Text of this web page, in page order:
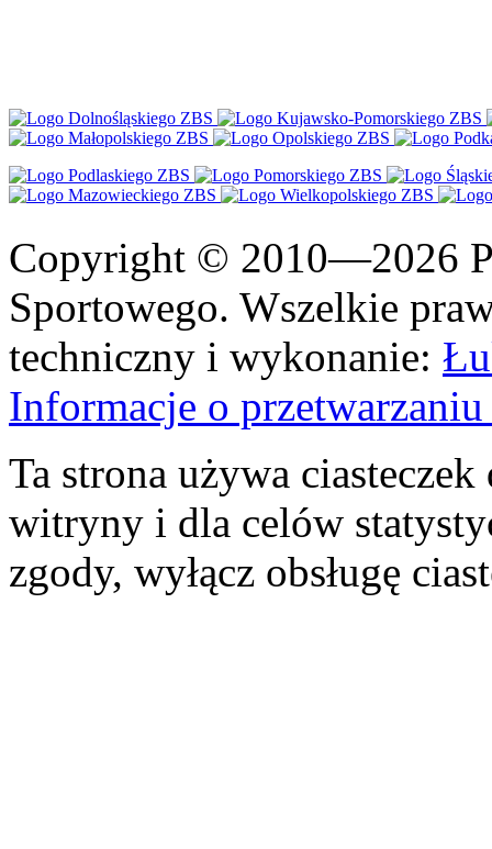
Copyright © 2010—2026
Sportowego. Wszelkie
techniczny i wykonanie:
Informacje o
Ta strona używa
witryny i dla celów
zgody, wyłącz obsługę